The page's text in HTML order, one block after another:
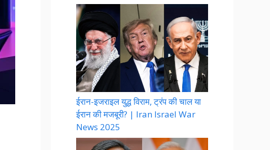
ईरान-इजराइल युद्ध विराम, ट्रंप की चाल या
ईरान की मजबूरी? | Iran Israel War
News 2025